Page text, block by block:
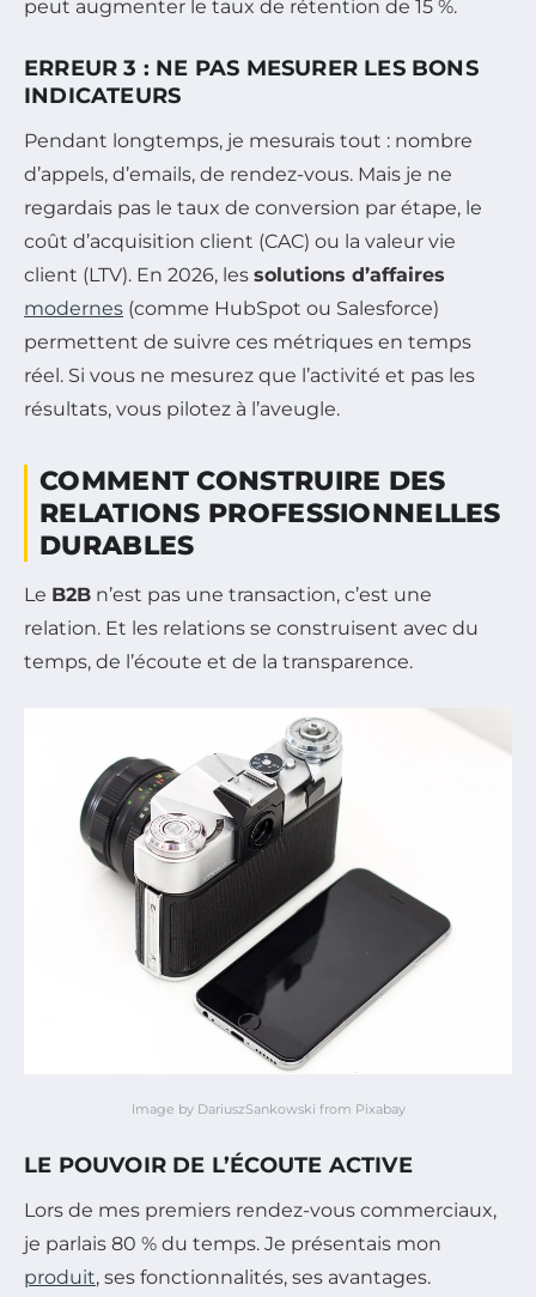
peut augmenter le taux de rétention de 15 %.
ERREUR 3 : NE PAS MESURER LES BONS
INDICATEURS
Pendant longtemps, je mesurais tout : nombre
d’appels, d’emails, de rendez-vous. Mais je ne
regardais pas le taux de conversion par étape, le
coût d’acquisition client (CAC) ou la valeur vie
client (LTV). En 2026, les solutions d’affaires
modernes (comme HubSpot ou Salesforce)
permettent de suivre ces métriques en temps
réel. Si vous ne mesurez que l’activité et pas les
résultats, vous pilotez à l’aveugle.
COMMENT CONSTRUIRE DES
RELATIONS PROFESSIONNELLES
DURABLES
Le B2B n’est pas une transaction, c’est une
relation. Et les relations se construisent avec du
temps, de l’écoute et de la transparence.
Image by DariuszSankowski from Pixabay
LE POUVOIR DE L’ÉCOUTE ACTIVE
Lors de mes premiers rendez-vous commerciaux,
je parlais 80 % du temps. Je présentais mon
produit, ses fonctionnalités, ses avantages.